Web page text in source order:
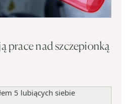
prace nad szczepionką